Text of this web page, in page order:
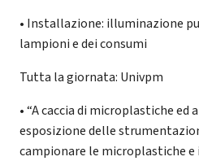
• Installazione: illuminazione
lampioni e dei consumi
Tutta la giornata: Univpm
• “A caccia di microplastiche ed
esposizione delle
campionare le microplastiche